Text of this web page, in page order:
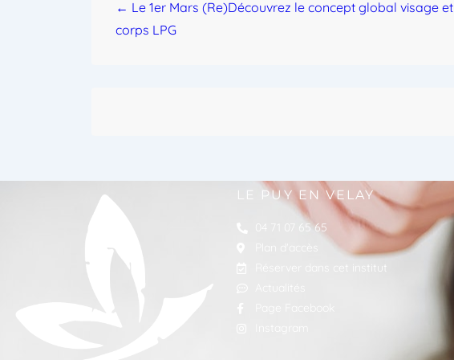
← Le 1er Mars (Re)Découvrez le concept global visage et
corps LPG
LE PUY EN VELAY
04 71 07 65 65
Plan d'accès
Réserver dans cet institut